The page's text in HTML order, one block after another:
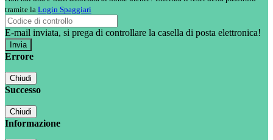
tramite la Login Spaggiari
E-mail inviata, si prega di controllare la casella di posta elettronica!
Errore
Chiudi
Successo
Chiudi
Informazione